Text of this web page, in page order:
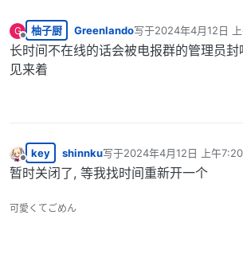
G
离线
柚子厨 Greenlando写于2024年4月12日
最后由 编辑
长时间不在线的话会被电报群的管理员
见来着
离线
key shinnku写于2024年4月12日 上午7:20
最后由 编辑
暂时关闭了, 等我找时间重新开一个
可愛くてごめん